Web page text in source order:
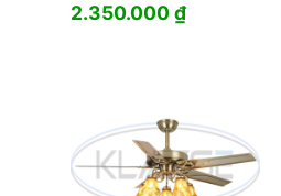
2.350.000₫